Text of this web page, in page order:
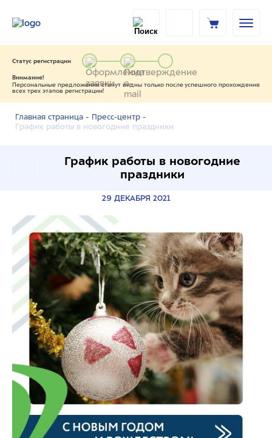
Статус регистрации
Внимание!
Персональные предложения станут видны только после успешного прохождения
всех трех этапов регистрации!
Главная страница - Пресс-центр -
График работы в новогодние праздники
График работы в новогодние
праздники
29 ДЕКАБРЯ 2021